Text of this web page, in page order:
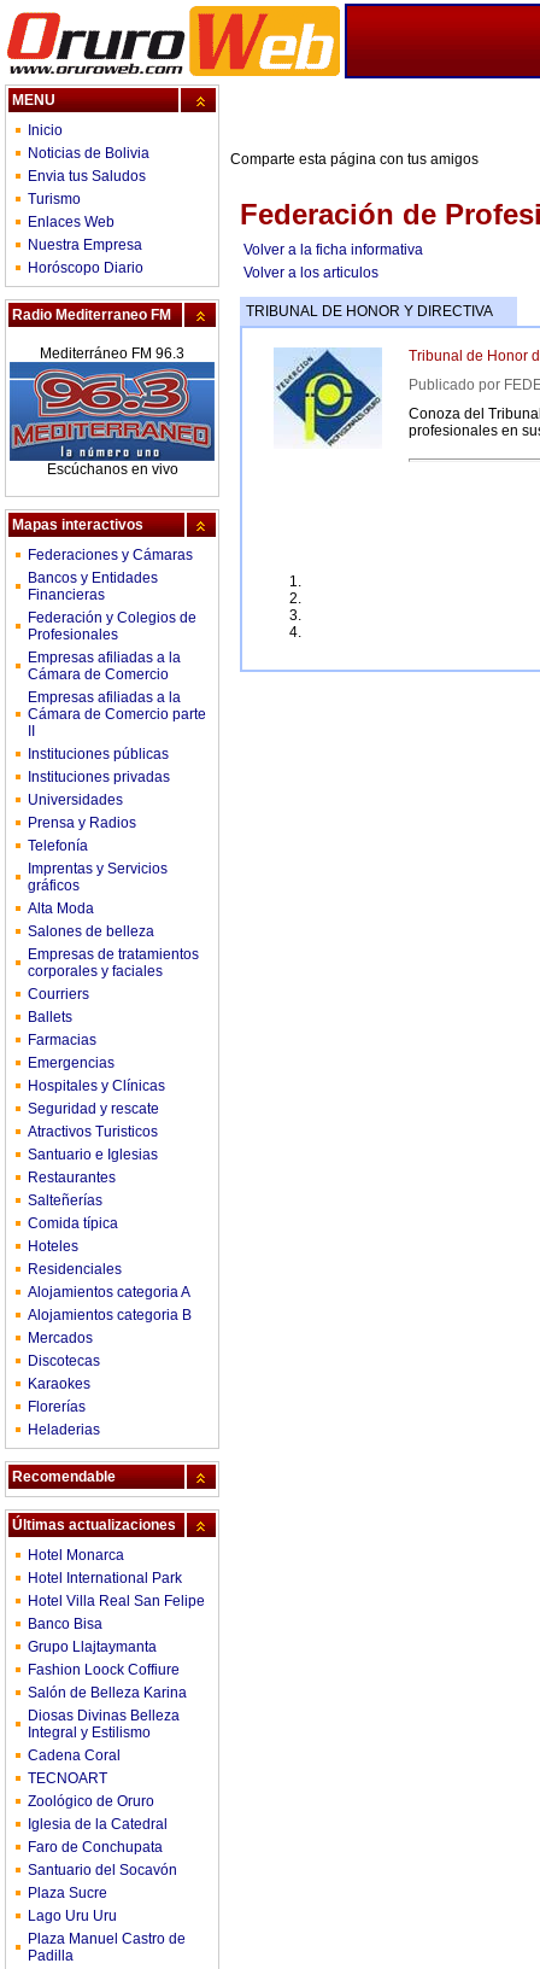
MENU
Inicio
Noticias de Bolivia
Envia tus Saludos
Turismo
Enlaces Web
Nuestra Empresa
Horóscopo Diario
Radio Mediterraneo FM
Mediterráneo FM 96.3
Escúchanos en vivo
Mapas interactivos
Federaciones y Cámaras
Bancos y Entidades
Financieras
Federación y Colegios de
Profesionales
Empresas afiliadas a la
Cámara de Comercio
Empresas afiliadas a la
Cámara de Comercio parte
Instituciones públicas
Instituciones privadas
Universidades
Prensa y Radios
Telefonía
Imprentas y Servicios
gráficos
Alta Moda
Salones de belleza
Empresas de tratamientos
corporales y faciales
Courriers
Ballets
Farmacias
Emergencias
Hospitales y Clínicas
Seguridad y rescate
Atractivos Turisticos
Santuario e Iglesias
Restaurantes
Salteñerías
Comida típica
Hoteles
Residenciales
Alojamientos categoria A
Alojamientos categoria B
Mercados
Discotecas
Karaokes
Florerías
Heladerias
Recomendable
Últimas actualizaciones
Hotel Monarca
Hotel International Park
Hotel Villa Real San Felipe
Banco Bisa
Grupo Llajtaymanta
Fashion Loock Coffiure
Salón de Belleza Karina
Diosas Divinas Belleza
Integral y Estilismo
Cadena Coral
TECNOART
Zoológico de Oruro
Iglesia de la Catedral
Faro de Conchupata
Santuario del Socavón
Plaza Sucre
Lago Uru Uru
Plaza Manuel Castro de
Padilla
Comparte esta página con tus amigos
Federación de
Volver a la ficha informativa
Volver a los articulos
TRIBUNAL DE HONOR Y DIRECTIVA
Tribunal de Honor
Publicado por
Conoza del
profesionales en